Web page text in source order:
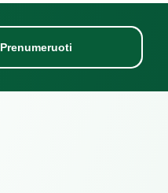
Prenumeruoti